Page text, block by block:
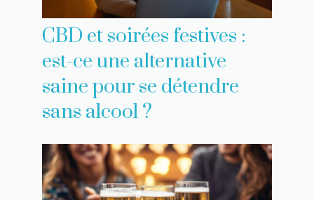
CBD et soirées festives :
est-ce une alternative
saine pour se détendre
sans alcool ?